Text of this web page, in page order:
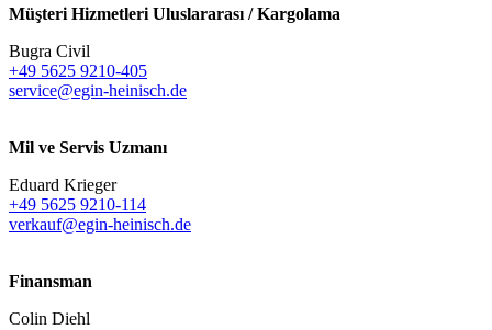
Müşteri Hizmetleri Uluslararası / Kargolama
Bugra Civil
+49 5625 9210-405
service@egin-heinisch.de
Mil ve Servis Uzmanı
Eduard Krieger
+49 5625 9210-114
verkauf@egin-heinisch.de
Finansman
Colin Diehl